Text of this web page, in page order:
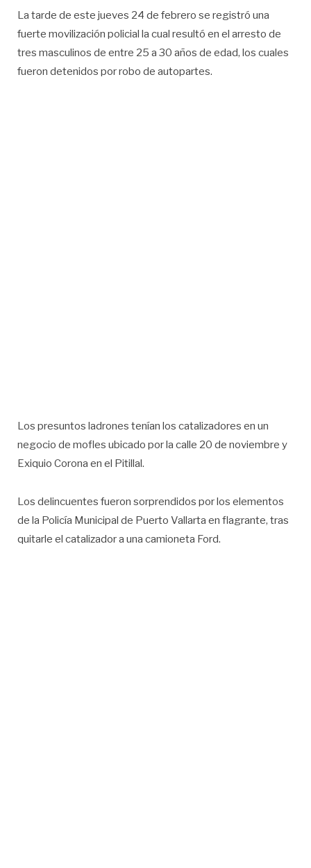
La tarde de este jueves 24 de febrero se registró una
fuerte movilización policial la cual resultó en el arresto de
tres masculinos de entre 25 a 30 años de edad, los cuales
fueron detenidos por robo de autopartes.
Los presuntos ladrones tenían los catalizadores en un
negocio de mofles ubicado por la calle 20 de noviembre y
Exiquio Corona en el Pitillal.
Los delincuentes fueron sorprendidos por los elementos
de la Policía Municipal de Puerto Vallarta en flagrante, tras
quitarle el catalizador a una camioneta Ford.